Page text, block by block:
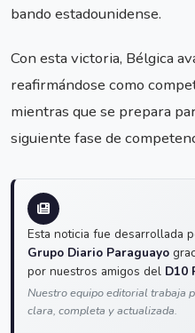
bando estadounidense.
Con esta victoria, Bélgica
reafirmándose como
mientras que se prepara
siguiente fase de
Esta noticia fue desarrollada
Grupo Diario Paraguayo
por nuestros amigos del D10
Nuestro equipo editorial trabaja
clara, completa y actualizada.